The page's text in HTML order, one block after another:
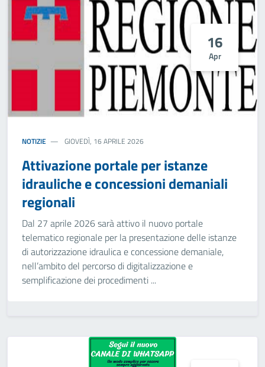
16
Apr
NOTIZIE GIOVEDÌ, 16 APRILE 2026
Attivazione portale per istanze
idrauliche e concessioni demaniali
regionali
Dal 27 aprile 2026 sarà attivo il nuovo portale
telematico regionale per la presentazione delle istanze
di autorizzazione idraulica e concessione demaniale,
nell’ambito del percorso di digitalizzazione e
semplificazione dei procedimenti ...